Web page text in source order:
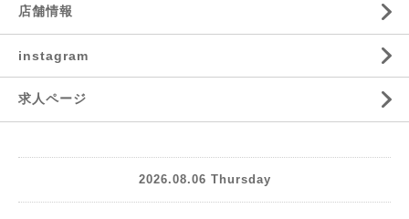
店舗情報
instagram
求人ページ
2026.08.06 Thursday